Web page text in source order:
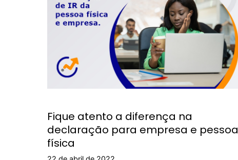
Fique atento a diferença na
declaração para empresa e pessoa
física